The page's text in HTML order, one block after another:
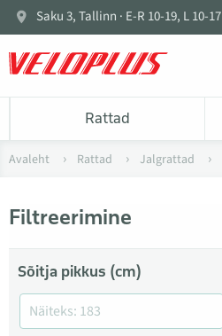
Saku 3, Tallinn · E-R 10-19, L 10-17
Rattad
Avaleht Rattad Jalgrattad
Filtreerimine
Sõitja pikkus (cm)